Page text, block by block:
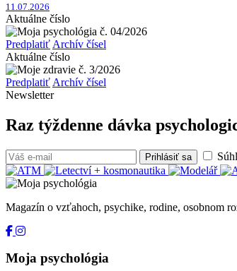
11.07.2026
Aktuálne číslo
Predplatiť Archív čísel
Aktuálne číslo
Predplatiť Archív čísel
Newsletter
Raz týždenne dávka
Prihlásiť sa
Magazín o vzťahoch, psychike, rodine, osobnom
Moja psychológia